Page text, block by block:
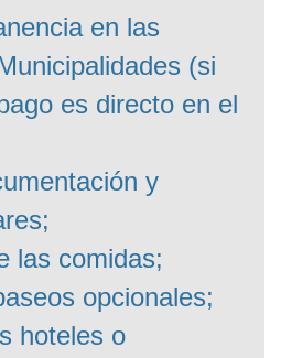
en las
(si
es directo en el
y
las comidas;
opcionales;
hoteles o